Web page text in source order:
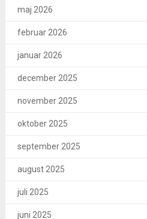
maj 2026
februar 2026
januar 2026
december 2025
november 2025
oktober 2025
september 2025
august 2025
juli 2025
juni 2025